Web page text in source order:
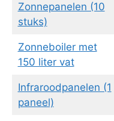
Zonnepanelen (10
stuks)
Zonneboiler met
150 liter vat
Infraroodpanelen (1
paneel)